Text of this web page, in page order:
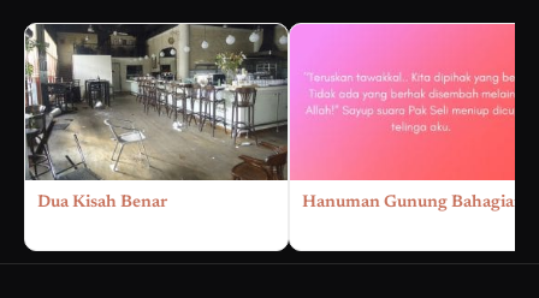
Dua Kisah Benar Hanuman Gunung Bahagian 6